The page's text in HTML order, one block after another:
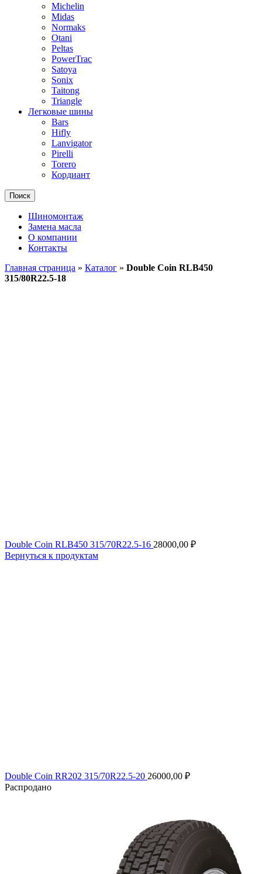
Michelin
Midas
Normaks
Otani
Peltas
PowerTrac
Satoya
Sonix
Taitong
Triangle
Легковые шины
Bars
Hifly
Lanvigator
Pirelli
Torero
Кордиант
Поиск
Шиномонтаж
Замена масла
О компании
Контакты
Главная страница » Каталог » Double Coin RLB450
315/80R22.5-18
Double Coin RLB450 315/70R22.5-16 28000,00 ₽
Вернуться к продуктам
Double Coin RR202 315/70R22.5-20 26000,00 ₽
Распродано